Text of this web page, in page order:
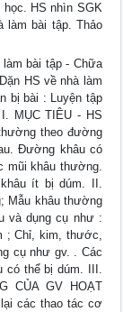
HS nhìn SGK
làm bài tập. Thảo
bài tập - Chữa
HS về nhà làm
bị bài : Luyện tập
MỤC TIÊU - HS
theo đường
Đường khâu có
mũi khâu thường.
ít bị dúm. II.
Mẫu khâu thường
và dụng cụ như :
; Chỉ, kim, thước,
cụ như gv. . Các
có thể bị dúm. III.
CỦA GV HOẠT
các thao tác cơ